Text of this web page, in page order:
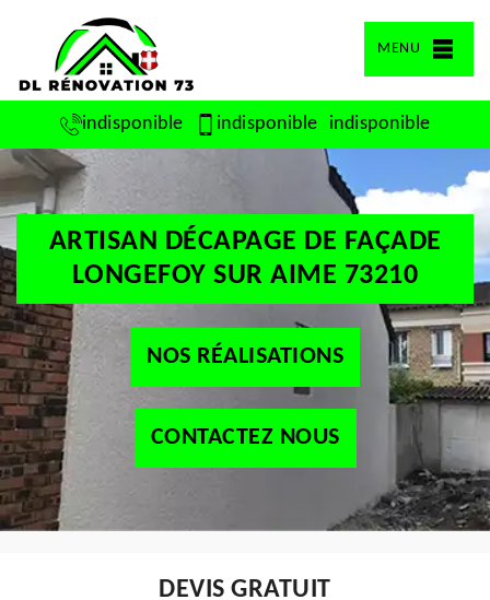
MENU
indisponible indisponible indisponible
ARTISAN DÉCAPAGE DE FAÇADE
LONGEFOY SUR AIME 73210
NOS RÉALISATIONS
CONTACTEZ NOUS
DEVIS GRATUIT